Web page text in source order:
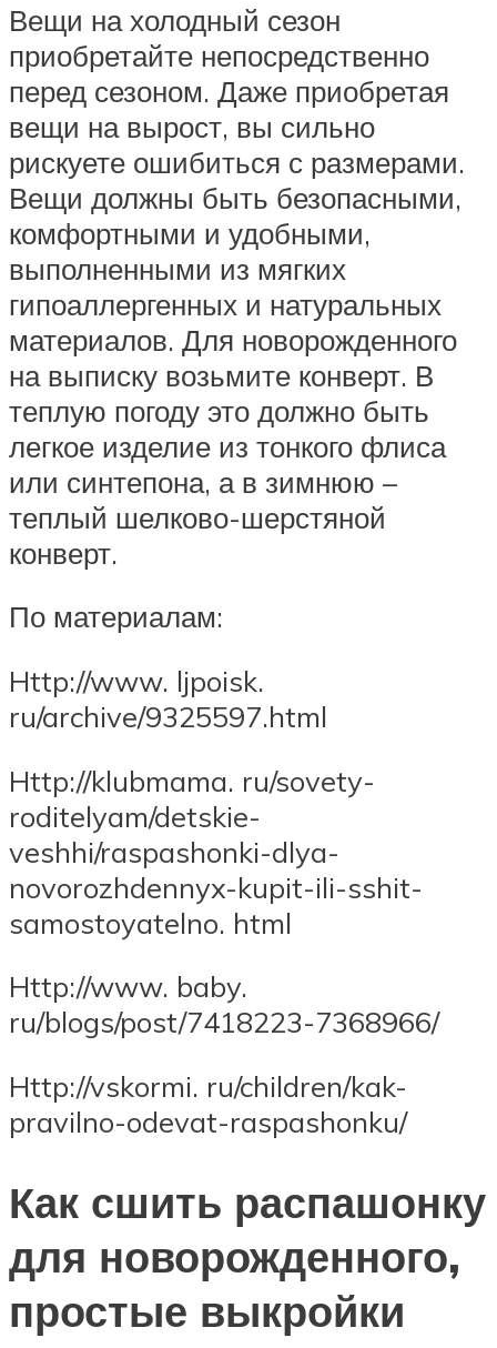
Вещи на холодный сезон
приобретайте непосредственно
перед сезоном. Даже приобретая
вещи на вырост, вы сильно
рискуете ошибиться с размерами.
Вещи должны быть безопасными,
комфортными и удобными,
выполненными из мягких
гипоаллергенных и натуральных
материалов. Для новорожденного
на выписку возьмите конверт. В
теплую погоду это должно быть
легкое изделие из тонкого флиса
или синтепона, а в зимнюю –
теплый шелково-шерстяной
конверт.
По материалам:
Http://www. ljpoisk.
ru/archive/9325597.html
Http://klubmama. ru/sovety-
roditelyam/detskie-
veshhi/raspashonki-dlya-
novorozhdennyx-kupit-ili-sshit-
samostoyatelno. html
Http://www. baby.
ru/blogs/post/7418223-7368966/
Http://vskormi. ru/children/kak-
pravilno-odevat-raspashonku/
Как сшить распашонку
для новорожденного,
простые выкройки